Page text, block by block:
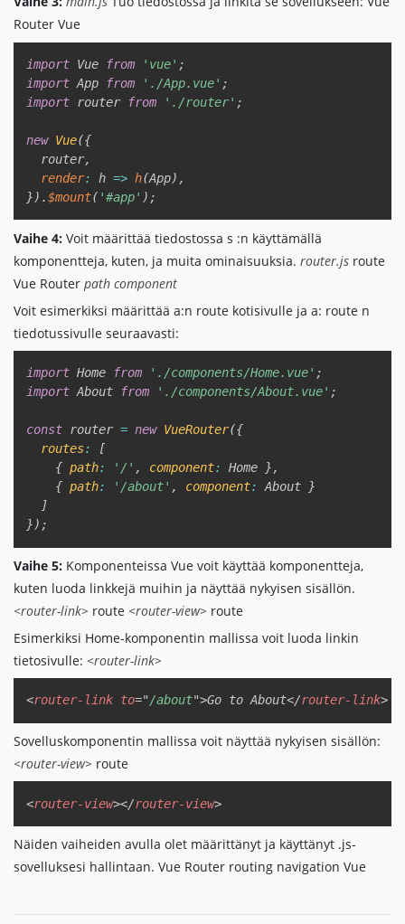
Router Vue
import Vue from 'vue' ;
import App from './App.vue' ;
import router from './router' ;
new Vue({
  router
,
render: h => h(App) ,
}) .$mount( '#app' ) ;
Vaihe 4: Voit määrittää tiedostossa s :n käyttämällä
komponentteja, kuten, ja muita ominaisuuksia. router.js route
Vue Router path component
Voit esimerkiksi määrittää a:n route kotisivulle ja a: route n
tiedotussivulle seuraavasti:
import Home from './components/Home.vue' ;
import About from './components/About.vue' ;
const router = new VueRouter({
routes:
[
{ path: '/' , component: Home },
{ path: '/about' , component: About
}
]
}) ;
Vaihe 5: Komponenteissa Vue voit käyttää komponentteja,
kuten luoda linkkejä muihin ja näyttää nykyisen sisällön.
<router-link> route <router-view> route
Esimerkiksi Home-komponentin mallissa voit luoda linkin
tietosivulle: <router-link>
<router-link to="/about">Go to About</router-link>
Copy
Sovelluskomponentin mallissa voit näyttää nykyisen sisällön:
<router-view> route
<router-view></router-view>
Näiden vaiheiden avulla olet määrittänyt ja käyttänyt .js-
sovelluksesi hallintaan. Vue Router routing navigation Vue